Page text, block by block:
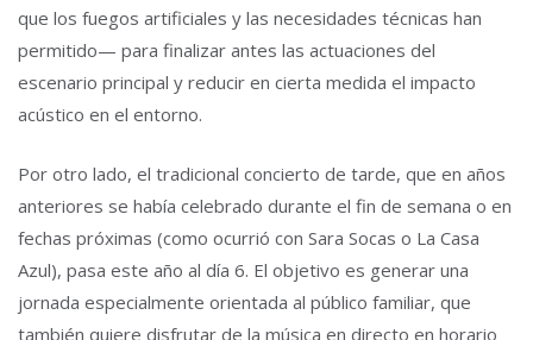
que los fuegos artificiales y las necesidades técnicas han
permitido— para finalizar antes las actuaciones del
escenario principal y reducir en cierta medida el impacto
acústico en el entorno.
Por otro lado, el tradicional concierto de tarde, que en años
anteriores se había celebrado durante el fin de semana o en
fechas próximas (como ocurrió con Sara Socas o La Casa
Azul), pasa este año al día 6. El objetivo es generar una
jornada especialmente orientada al público familiar, que
también quiere disfrutar de la música en directo en horario